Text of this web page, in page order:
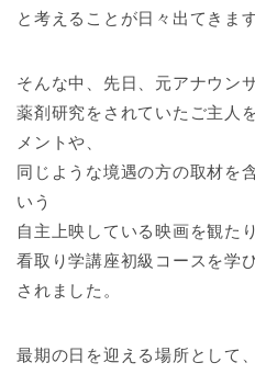
と考えることが日々出てきます
そんな中、先日、元アナウン
薬剤研究をされていたご主人
メントや、
同じような境遇の方の取材を
いう
自主上映している映画を観たり
看取り学講座初級コースを学
されました。
最期の日を迎える場所として、